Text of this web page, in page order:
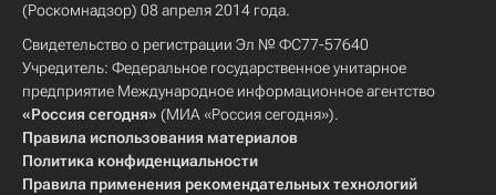
(Роскомнадзор) 08 апреля 2014 года.
Свидетельство о регистрации Эл № ФС77-57640
Учредитель: Федеральное государственное унитарное
предприятие Международное информационное агентство
«Россия сегодня» (МИА «Россия сегодня»).
Правила использования материалов
Политика конфиденциальности
Правила применения рекомендательных технологий